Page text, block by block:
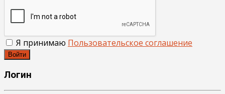
Я принимаю Пользовательское соглашение
Войти
Логин